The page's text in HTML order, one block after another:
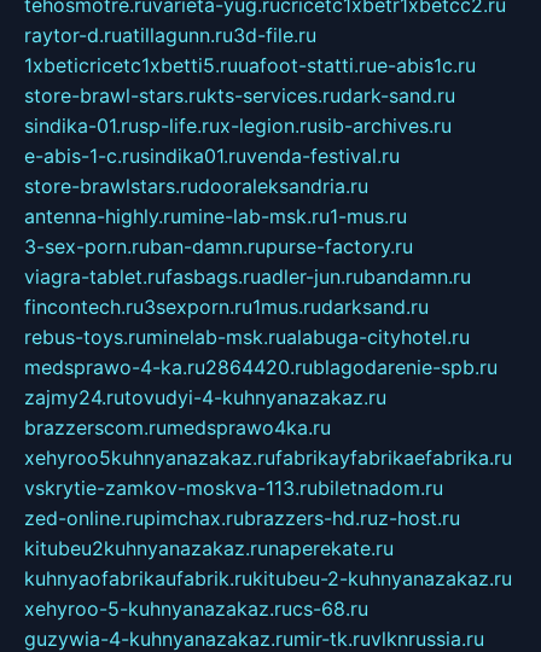
raytor-d.ruatillagunn.ru3d-file.ru
1xbeticricetc1xbetti5.ruuafoot-statti.rue-abis1c.ru
store-brawl-stars.rukts-services.rudark-sand.ru
sindika-01.rusp-life.rux-legion.rusib-archives.ru
e-abis-1-c.rusindika01.ruvenda-festival.ru
store-brawlstars.rudooraleksandria.ru
antenna-highly.rumine-lab-msk.ru1-mus.ru
3-sex-porn.ruban-damn.rupurse-factory.ru
viagra-tablet.rufasbags.ruadler-jun.rubandamn.ru
fincontech.ru3sexporn.ru1mus.rudarksand.ru
rebus-toys.ruminelab-msk.rualabuga-cityhotel.ru
medsprawo-4-ka.ru2864420.rublagodarenie-spb.ru
zajmy24.rutovudyi-4-kuhnyanazakaz.ru
brazzerscom.rumedsprawo4ka.ru
xehyroo5kuhnyanazakaz.rufabrikayfabrikaefabrika.ru
vskrytie-zamkov-moskva-113.rubiletnadom.ru
zed-online.rupimchax.rubrazzers-hd.ruz-host.ru
kitubeu2kuhnyanazakaz.runaperekate.ru
kuhnyaofabrikaufabrik.rukitubeu-2-kuhnyanazakaz.ru
xehyroo-5-kuhnyanazakaz.rucs-68.ru
guzywia-4-kuhnyanazakaz.rumir-tk.ruvlknrussia.ru